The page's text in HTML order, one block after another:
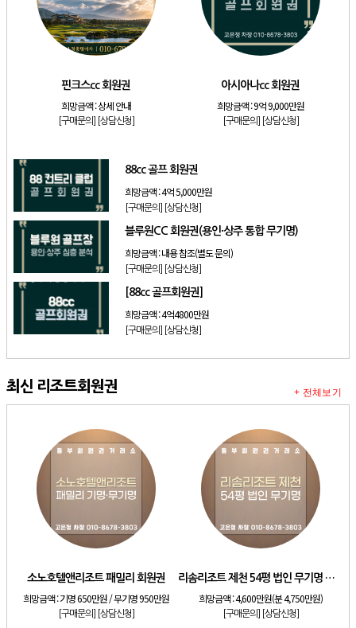
[리조트]소노호텔앤리조트 골드 회원제 무기명
소노호텔앤리조트 골드 등기 기명
핀크스cc 회원권
아시아나cc 회원권
핀크스cc 회원권
희망금액 :상세 안내
[구매문의] [상담신청]
아시아나cc 회원권
희망금액 :9억 9,000만원
[구매문의] [상담신청]
88cc 골프 회원권
희망금액 :4억 5,000만원
[구매문의] [상담신청]
블루원CC 회원권(용인·상주 통합 무기명)
희망금액 :내용 참조(별도 문의)
[구매문의] [상담신청]
[88cc 골프회원권]
희망금액 :4억4800만원
[구매문의] [상담신청]
최신 리조트회원권
소노호텔앤리조트 패밀리 회원권
희망금액 :기명 650만원 / 무기명 950만원
[구매문의] [상담신청]
리솜리조트 제천 54평 법인 무기명 회원제
희망금액 :4,600만원(분 4,750만원)
[구매문의] [상담신청]
+ 전체보기